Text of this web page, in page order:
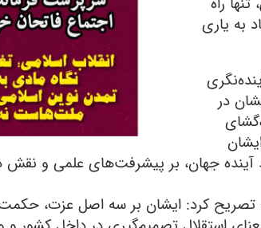
به یاری
در
جهان، بر پیشرفت‌های علمی و نقش
تصریح کرد: ایشان بر سه اصل عزت،